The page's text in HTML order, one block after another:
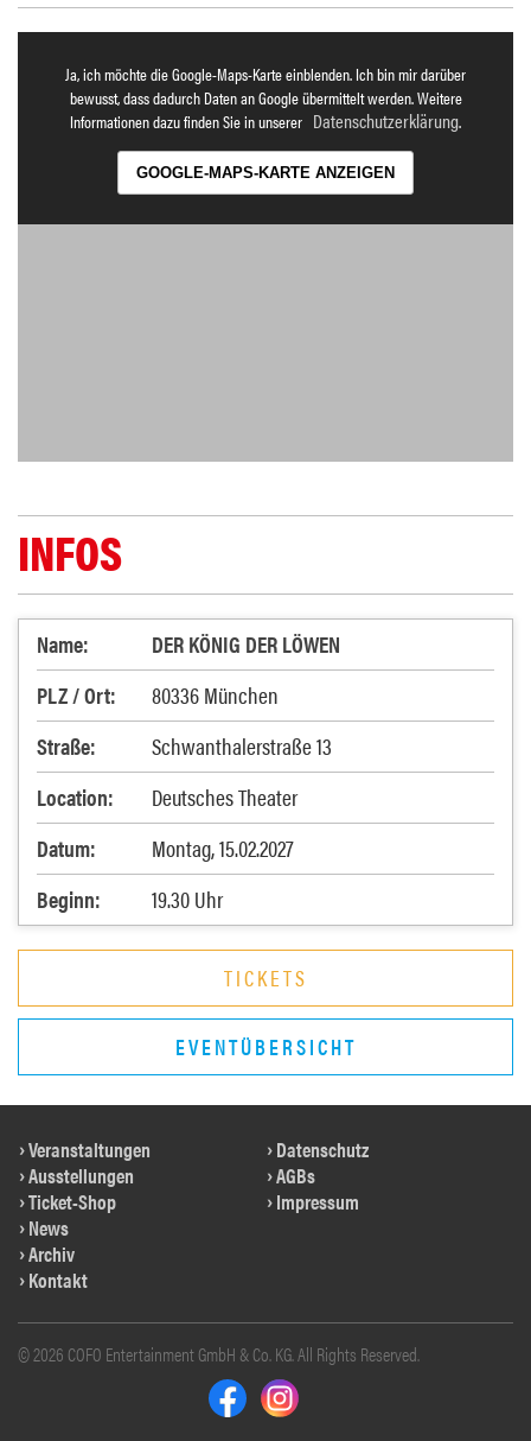
Ja, ich möchte die Google-Maps-Karte einblenden. Ich bin mir darüber
bewusst, dass dadurch Daten an Google übermittelt werden. Weitere
Informationen dazu finden Sie in unserer Datenschutzerklärung.
GOOGLE-MAPS-KARTE ANZEIGEN
INFOS
Name:
DER KÖNIG DER LÖWEN
PLZ / Ort:
80336 München
Straße:
Schwanthalerstraße 13
Location:
Deutsches Theater
Datum:
Montag, 15.02.2027
Beginn:
19.30 Uhr
TICKETS
EVENTÜBERSICHT
Veranstaltungen
Ausstellungen
Ticket-Shop
News
Archiv
Kontakt
Datenschutz
AGBs
Impressum
© 2026 COFO Entertainment GmbH & Co. KG. All Rights Reserved.